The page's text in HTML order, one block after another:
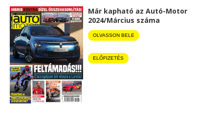
Már kapható az Autó-Motor
2024/Március száma
OLVASSON BELE
ELŐFIZETÉS